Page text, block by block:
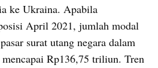
ke Ukraina. Apabila
April 2021, jumlah modal
surat utang negara dalam
Rp136,75 triliun. Tren